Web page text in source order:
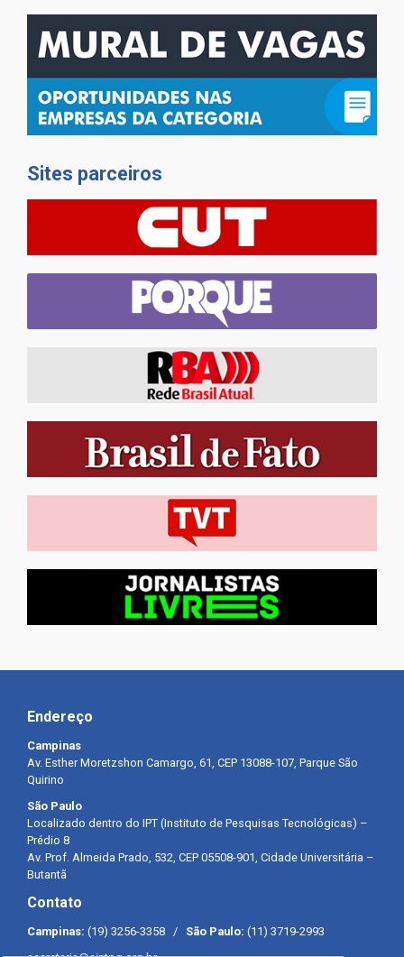
Sites parceiros
Endereço
Campinas
Av. Esther Moretzshon Camargo, 61, CEP 13088-107, Parque São
Quirino
São Paulo
Localizado dentro do IPT (Instituto de Pesquisas Tecnológicas) –
Prédio 8
Av. Prof. Almeida Prado, 532, CEP 05508-901, Cidade Universitária –
Butantã
Contato
Campinas: (19) 3256-3358 / São Paulo: (11) 3719-2993